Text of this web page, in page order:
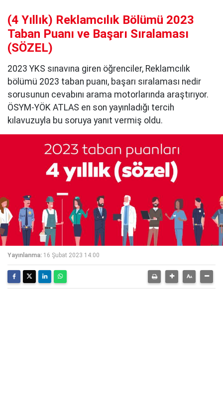
(4 Yıllık) Reklamcılık Bölümü 2023
Taban Puanı ve Başarı Sıralaması
(SÖZEL)
2023 YKS sınavına giren öğrenciler, Reklamcılık
bölümü 2023 taban puanı, başarı sıralaması nedir
sorusunun cevabını arama motorlarında araştırıyor.
ÖSYM-YÖK ATLAS en son yayınladığı tercih
kılavuzuyla bu soruya yanıt vermiş oldu.
Yayınlanma: 16 Şubat 2023 14:00